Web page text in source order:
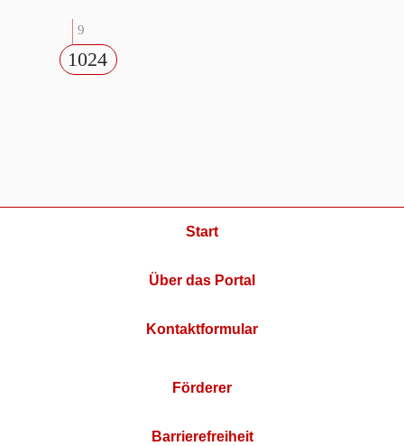
9
1024
Start
Über das Portal
Kontaktformular
Förderer
Barrierefreiheit